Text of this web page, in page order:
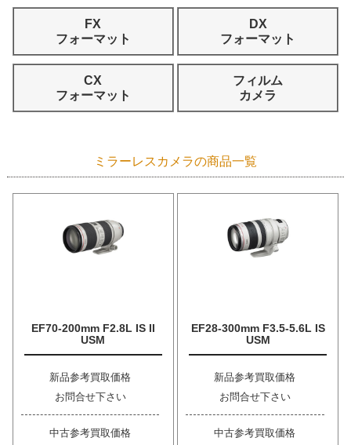
FX
フォーマット
DX
フォーマット
CX
フォーマット
フィルム
カメラ
ミラーレスカメラの商品一覧
EF70-200mm F2.8L IS II
USM
新品参考買取価格
お問合せ下さい
中古参考買取価格
EF28-300mm F3.5-5.6L IS
USM
新品参考買取価格
お問合せ下さい
中古参考買取価格